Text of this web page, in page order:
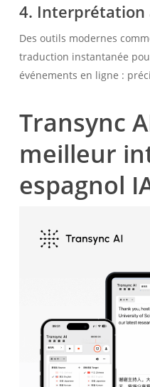
4. Interprétation
Des outils modernes
traduction instantanée
événements en ligne :
Transync
meilleur
espagnol